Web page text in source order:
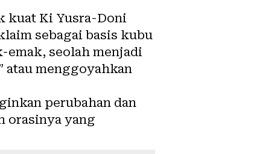
kuat Ki Yusra-Doni
sebagai basis kubu
emak, seolah menjadi
atau menggoyahkan
perubahan dan
orasinya yang